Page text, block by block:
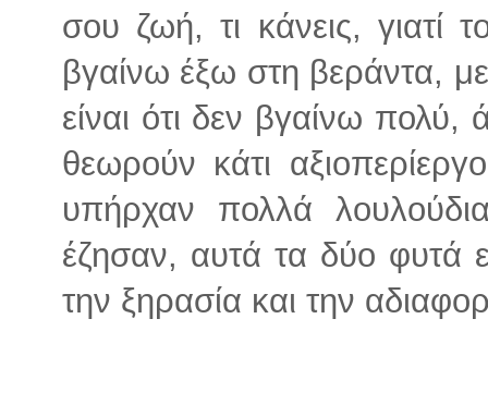
σου ζωή, τι κάνεις, γιατί
βγαίνω έξω στη βεράντα,
είναι ότι δεν βγαίνω
θεωρούν κάτι
υπήρχαν πολλά
έζησαν, αυτά τα δύο φυτά
την ξηρασία και την